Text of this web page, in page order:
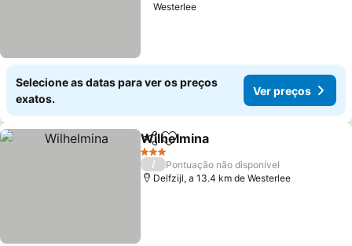
Westerlee
Selecione as datas para ver os preços
exatos.
Ver preços
PartilharAdicionar aos favoritos
Wilhelmina
3 Estrelas
/
Pontuação não disponível
Delfzijl, a 13.4 km de Westerlee